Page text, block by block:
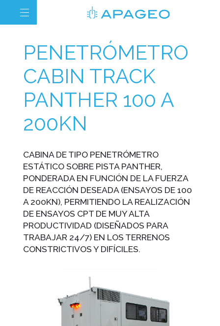
PENETRÓMETRO
CABIN TRACK
PANTHER 100 A
200KN
CABINA DE TIPO PENETRÓMETRO
ESTÁTICO SOBRE PISTA PANTHER,
PONDERADA EN FUNCIÓN DE LA FUERZA
DE REACCIÓN DESEADA (ENSAYOS DE 100
A 200KN), PERMITIENDO LA REALIZACIÓN
DE ENSAYOS CPT DE MUY ALTA
PRODUCTIVIDAD (DISEÑADOS PARA
TRABAJAR 24/7) EN LOS TERRENOS
CONSTRICTIVOS Y DIFÍCILES.